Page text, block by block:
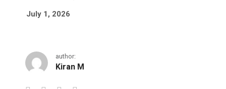
July 1, 2026
author:
Kiran M